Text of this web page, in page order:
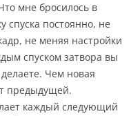
мне бросилось в
спуска постоянно, не
не меняя настройки
спуском затвора вы
Чем новая
предыдущей.
каждый следующий